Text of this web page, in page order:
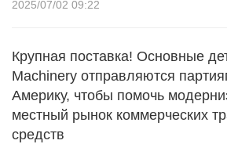
2025/07/02 09:22
Крупная поставка! Основные
Machinery отправляются
Америку, чтобы помочь
местный рынок коммерческих
средств